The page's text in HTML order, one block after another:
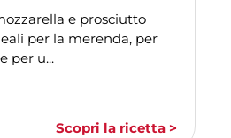
e prosciutto
per la merenda, per
per u...
Scopri la ricetta >